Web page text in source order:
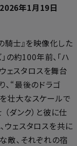
2026年1月19日
騎士』を映像化した
の約100年前、「ハ
ェスタロスを舞台
、“最後のドラゴ
壮大なスケールで
ダンク）と彼に仕
ウェスタロスを共に
敵、それぞれの宿